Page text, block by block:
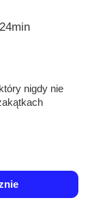
24min
nigdy nie